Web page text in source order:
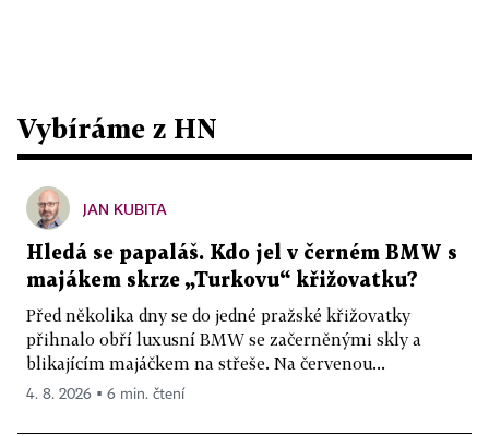
Vybíráme z HN
JAN KUBITA
Hledá se papaláš. Kdo jel v černém BMW s
majákem skrze „Turkovu“ křižovatku?
Před několika dny se do jedné pražské křižovatky
přihnalo obří luxusní BMW se začerněnými skly a
blikajícím majáčkem na střeše. Na červenou...
4. 8. 2026 ▪ 6 min. čtení